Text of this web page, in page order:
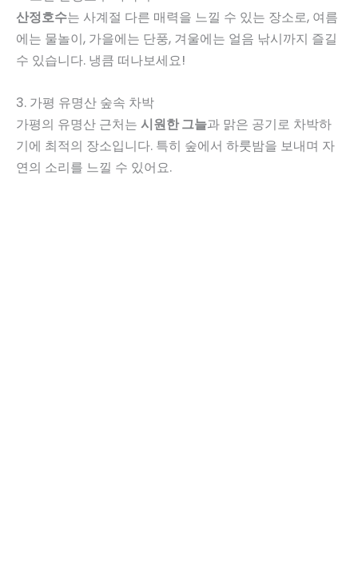
산정호수는 사계절 다른 매력을 느낄 수 있는 장소로, 여름
에는 물놀이, 가을에는 단풍, 겨울에는 얼음 낚시까지 즐길
수 있습니다. 냉큼 떠나보세요!
3. 가평 유명산 숲속 차박
가평의 유명산 근처는 시원한 그늘과 맑은 공기로 차박하
기에 최적의 장소입니다. 특히 숲에서 하룻밤을 보내며 자
연의 소리를 느낄 수 있어요.